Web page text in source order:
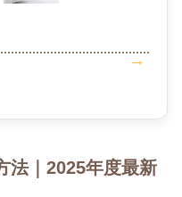
法｜2025年度最新